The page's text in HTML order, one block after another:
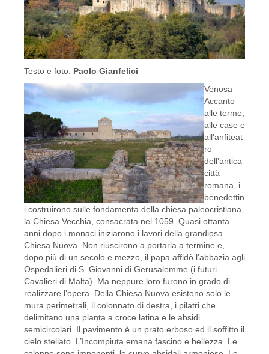
Testo e foto: Paolo Gianfelici
Venosa –
Accanto
alle terme,
alle case e
all’anfiteat
ro
dell’antica
città
romana, i
benedettin
i costruirono sulle fondamenta della chiesa paleocristiana,
la Chiesa Vecchia, consacrata nel 1059. Quasi ottanta
anni dopo i monaci iniziarono i lavori della grandiosa
Chiesa Nuova. Non riuscirono a portarla a termine e,
dopo più di un secolo e mezzo, il papa affidò l’abbazia agli
Ospedalieri di S. Giovanni di Gerusalemme (i futuri
Cavalieri di Malta). Ma neppure loro furono in grado di
realizzare l’opera. Della Chiesa Nuova esistono solo le
mura perimetrali, il colonnato di destra, i pilatri che
delimitano una pianta a croce latina e le absidi
semicircolari. Il pavimento è un prato erboso ed il soffitto il
cielo stellato. L’Incompiuta emana fascino e bellezza. Le